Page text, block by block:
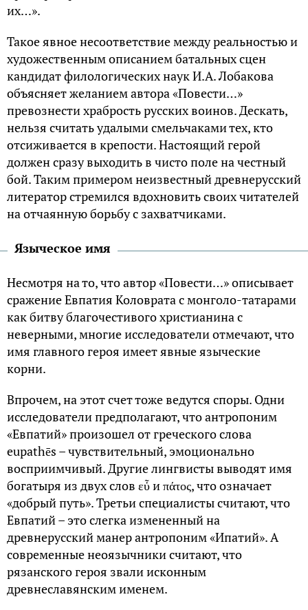
их…».
Такое явное несоответствие между реальностью и
художественным описанием батальных сцен
кандидат филологических наук И.А. Лобакова
объясняет желанием автора «Повести…»
превознести храбрость русских воинов. Дескать,
нельзя считать удалыми смельчаками тех, кто
отсиживается в крепости. Настоящий герой
должен сразу выходить в чисто поле на честный
бой. Таким примером неизвестный древнерусский
литератор стремился вдохновить своих читателей
на отчаянную борьбу с захватчиками.
Языческое имя
Несмотря на то, что автор «Повести…» описывает
сражение Евпатия Коловрата с монголо-татарами
как битву благочестивого христианина с
неверными, многие исследователи отмечают, что
имя главного героя имеет явные языческие
корни.
Впрочем, на этот счет тоже ведутся споры. Одни
исследователи предполагают, что антропоним
«Евпатий» произошел от греческого слова
eupathēs – чувствительный, эмоционально
восприимчивый. Другие лингвисты выводят имя
богатыря из двух слов εὖ и πάτος, что означает
«добрый путь». Третьи специалисты считают, что
Евпатий – это слегка измененный на
древнерусский манер антропоним «Ипатий». А
современные неоязычники считают, что
рязанского героя звали исконным
древнеславянским именем.